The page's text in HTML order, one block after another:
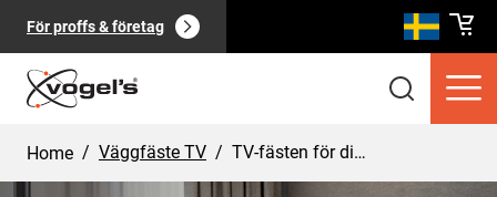
För proffs & företag
Home / Väggfäste TV / TV-fästen för din Loewe TV